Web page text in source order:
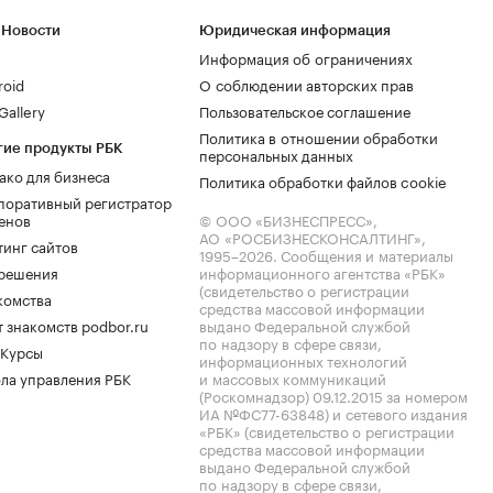
продукты РБК
для бизнеса
регистратор
сайтов
знакомств podbor.ru
управления РБК
Юридическая информация
Информация об ограничениях
О соблюдении авторских прав
Пользовательское соглашение
Политика в отношении обработки
персональных данных
Политика обработки файлов cookie
© ООО «БИЗНЕСПРЕСС»,
АО «РОСБИЗНЕСКОНСАЛТИНГ»,
1995–2026. Сообщения и материалы
информационного агентства «РБК»
(свидетельство о регистрации
средства массовой информации
выдано Федеральной службой
по надзору в сфере связи,
информационных технологий
и массовых коммуникаций
(Роскомнадзор) 09.12.2015 за номером
ИА №ФС77-63848) и сетевого издания
«РБК» (свидетельство о регистрации
средства массовой информации
выдано Федеральной службой
по надзору в сфере связи,